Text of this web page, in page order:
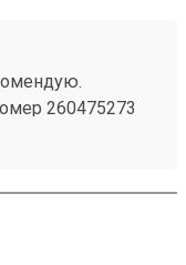
260475273